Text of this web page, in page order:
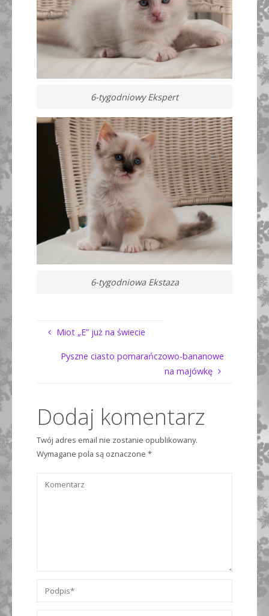
6-tygodniowy Ekspert
6-tygodniowa Ekstaza
Miot „E” już na świecie
Pyszne ciasto pomarańczowo-bananowe
na majówkę
Dodaj komentarz
Twój adres email nie zostanie opublikowany.
Wymagane pola są oznaczone *